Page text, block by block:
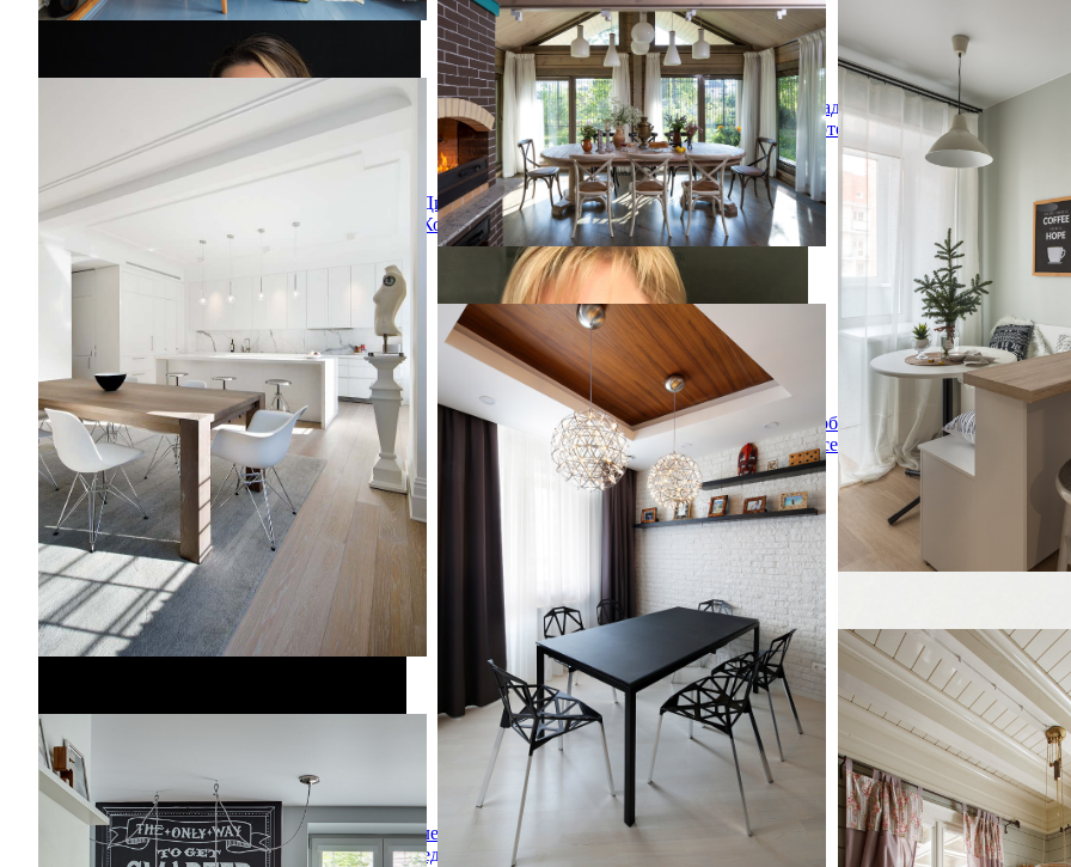
Надя
Зотова
Дина
Косточка
Плов, шашлык и самовар
Источник вдохновения для домашнего
уюта: большая кухня-столовая в стиле
кантри с коричневыми стенами,
стандартным камином и фасадом камина
из кирпича
Плов, шашлык и самовар
Бобрикова
Ксения
Интерьер квартиры для
Свежая идея для дизайна:
скандинавском стиле с
полом, бежевым полом и
отличное фото интерьера
Реализованный проект для SiberianForest
Свежая идея для дизайна: кухня-столовая в
скандинавском стиле с светлым паркетным
полом - отличное фото интерьера
Реализованный проект для SiberianForest
Алексей
Федоров
flat in moscow
Свежая идея для дизайна: столовая в
современном стиле с белыми стенами и
светлым паркетным полом - отличное фото
интерьера
flat in moscow
Дом в Красногорске
Источник вдохновения
уюта: отдельная столовая
в стиле кантри с
среднего тона и серыми
Дом в Красногорске
Квартира в серых тонах / gray apartment
Источник вдохновения для домашнего
уюта: столовая в скандинавском стиле
Квартира в серых тонах / gray apartment